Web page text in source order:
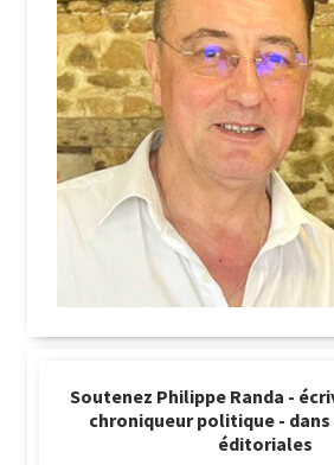
Soutenez Philippe Randa -
chroniqueur politique -
éditoriales